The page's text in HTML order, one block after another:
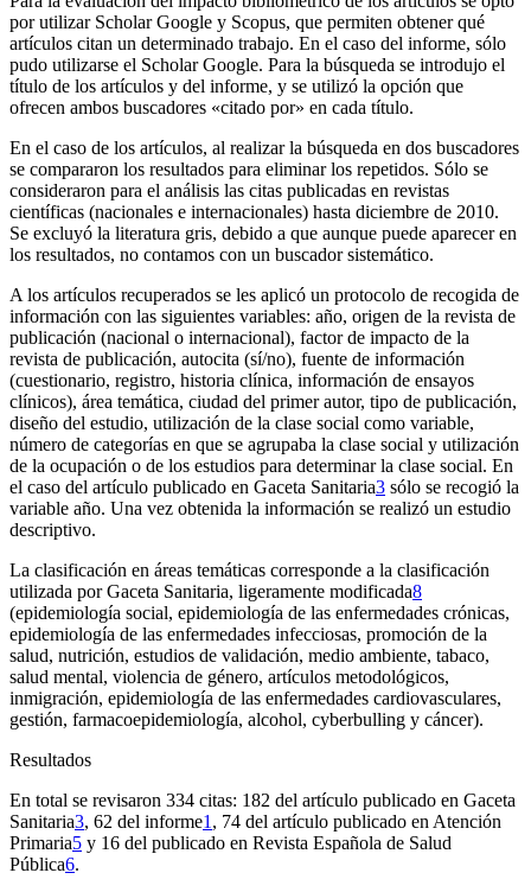
por utilizar Scholar Google y Scopus, que permiten obtener qué
artículos citan un determinado trabajo. En el caso del informe, sólo
pudo utilizarse el Scholar Google. Para la búsqueda se introdujo el
título de los artículos y del informe, y se utilizó la opción que
ofrecen ambos buscadores «citado por» en cada título.
En el caso de los artículos, al realizar la búsqueda en dos buscadores
se compararon los resultados para eliminar los repetidos. Sólo se
consideraron para el análisis las citas publicadas en revistas
científicas (nacionales e internacionales) hasta diciembre de 2010.
Se excluyó la literatura gris, debido a que aunque puede aparecer en
los resultados, no contamos con un buscador sistemático.
A los artículos recuperados se les aplicó un protocolo de recogida de
información con las siguientes variables: año, origen de la revista de
publicación (nacional o internacional), factor de impacto de la
revista de publicación, autocita (sí/no), fuente de información
(cuestionario, registro, historia clínica, información de ensayos
clínicos), área temática, ciudad del primer autor, tipo de publicación,
diseño del estudio, utilización de la clase social como variable,
número de categorías en que se agrupaba la clase social y utilización
de la ocupación o de los estudios para determinar la clase social. En
el caso del artículo publicado en Gaceta Sanitaria3 sólo se recogió la
variable año. Una vez obtenida la información se realizó un estudio
descriptivo.
La clasificación en áreas temáticas corresponde a la clasificación
utilizada porGaceta Sanitaria, ligeramente modificada8
(epidemiología social, epidemiología de las enfermedades crónicas,
epidemiología de las enfermedades infecciosas, promoción de la
salud, nutrición, estudios de validación, medio ambiente, tabaco,
salud mental, violencia de género, artículos metodológicos,
inmigración, epidemiología de las enfermedades cardiovasculares,
gestión, farmacoepidemiología, alcohol, cyberbulling y cáncer).
Resultados
En total se revisaron 334 citas: 182 del artículo publicado en Gaceta
Sanitaria3, 62 del informe1 , 74 del artículo publicado en Atención
Primaria5 y 16 del publicado en Revista Española de Salud
Pública6.